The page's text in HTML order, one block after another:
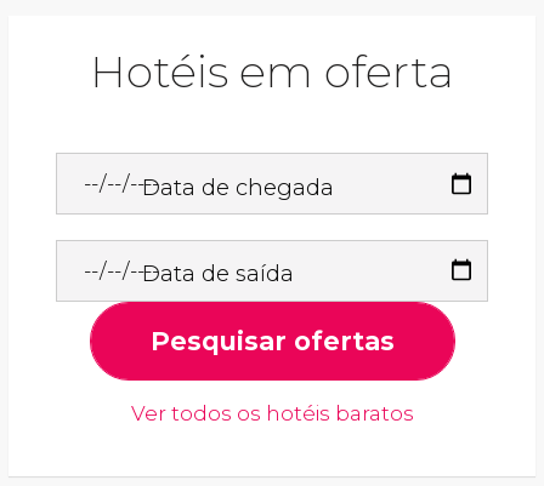
Hotéis em oferta
Data de chegada
Data de saída
Pesquisar ofertas
Ver todos os hotéis baratos